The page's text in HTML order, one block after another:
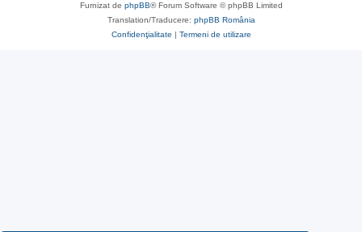
Furnizat de phpBB® Forum Software © phpBB Limited
Translation/Traducere: phpBB România
Confidenţialitate | Termeni de utilizare